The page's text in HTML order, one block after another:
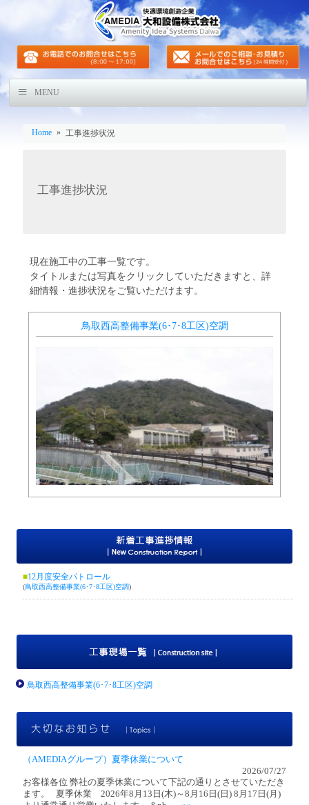
MENU
Home » 工事進捗状況
工事進捗状況
現在施工中の工事一覧です。
タイトルまたは写真をクリックしていただきますと、詳
細情報・進捗状況をご覧いただけます。
鳥取西高整備事業(6･7･8工区)空調
12月度安全パトロール
(鳥取西高整備事業(6･7･8工区)空調)
鳥取西高整備事業(6･7･8工区)空調
（AMEDIAグループ）夏季休業について
2026/07/27
お客様各位 弊社の夏季休業について下記の通りとさせていただき
ます。 夏季休業 2026年8月13日(木)～8月16日(日) 8月17日(月)